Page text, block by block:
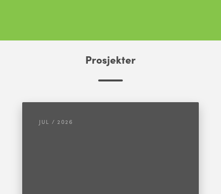
Prosjekter
JUL / 2026